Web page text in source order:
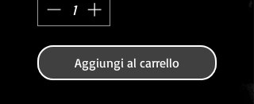
Aggiungi al carrello